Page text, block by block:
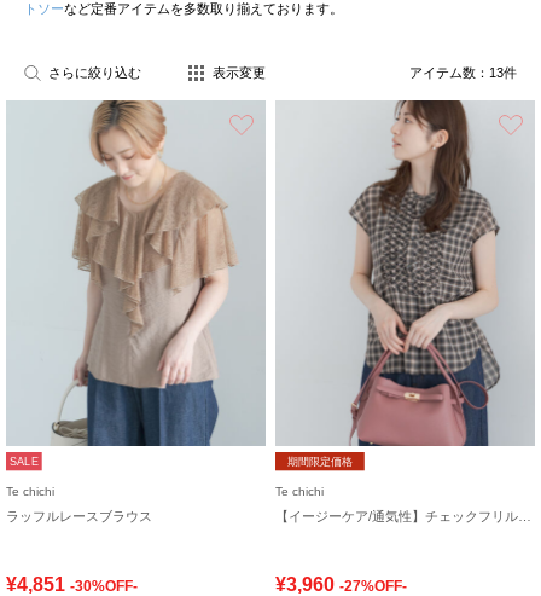
トソーなど定番アイテムを多数取り揃えております。
さらに絞り込む 表示変更 アイテム数： 13件
SALE
Te chichi
ラッフルレースブラウス
¥4,851 -30%OFF-
期間限定価格
Te chichi
¥3,960 -27%OFF-